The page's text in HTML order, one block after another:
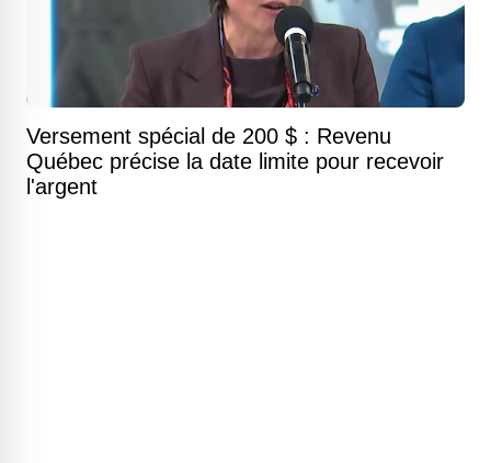
Versement spécial de 200 $ : Revenu
Québec précise la date limite pour recevoir
l'argent